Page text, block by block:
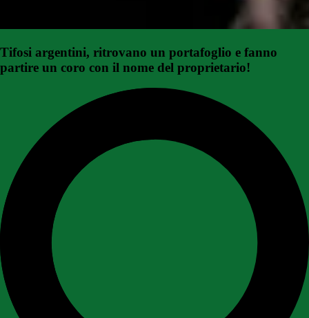
Tifosi argentini, ritrovano un portafoglio e fanno
partire un coro con il nome del proprietario!